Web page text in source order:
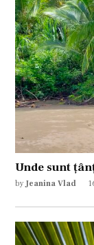
Unde sunt
by Jeanina Vlad